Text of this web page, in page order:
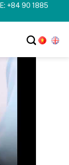
+84 90 1885